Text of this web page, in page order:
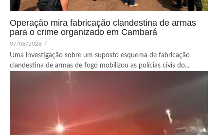
Operação mira fabricação clandestina de armas
para o crime organizado em Cambará
07/08/2026 /
Uma investigação sobre um suposto esquema de fabricação
clandestina de armas de fogo mobilizou as polícias civis do...